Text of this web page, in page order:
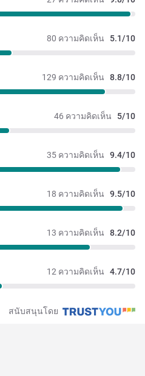
80 ความคิดเห็น 5.1/10
129 ความคิดเห็น 8.8/10
46 ความคิดเห็น 5/10
35 ความคิดเห็น 9.4/10
18 ความคิดเห็น 9.5/10
13 ความคิดเห็น 8.2/10
12 ความคิดเห็น 4.7/10
สนับสนุนโดย